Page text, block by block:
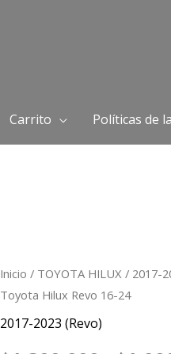
Carrito Políticas de
Inicio / TOYOTA HILUX / 2017-
Toyota Hilux Revo 16-24
2017-2023 (Revo)
Kit
de
embrague